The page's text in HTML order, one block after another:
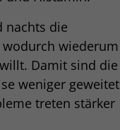
nachts die
wiederum
Damit sind die
weniger geweitet
treten stärker